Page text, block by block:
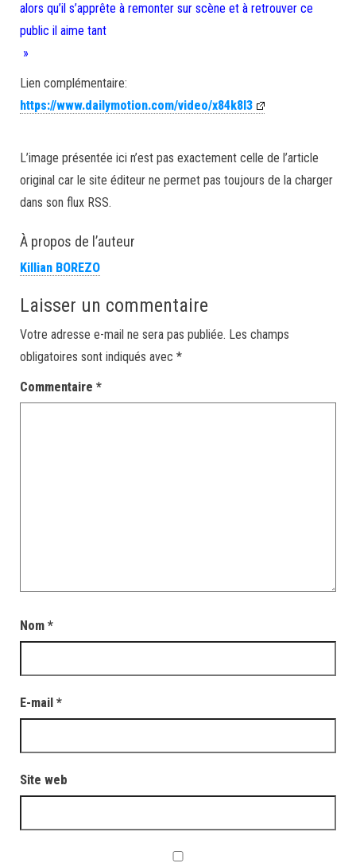
alors qu’il s’apprête à remonter sur scène et à retrouver ce
public il aime tant
»
Lien complémentaire:
https://www.dailymotion.com/video/x84k8l3
L’image présentée ici n’est pas exactement celle de l’article
original car le site éditeur ne permet pas toujours de la charger
dans son flux RSS.
À propos de l’auteur
Killian BOREZO
Laisser un commentaire
Votre adresse e-mail ne sera pas publiée. Les champs
obligatoires sont indiqués avec *
Commentaire *
Nom *
E-mail *
Site web